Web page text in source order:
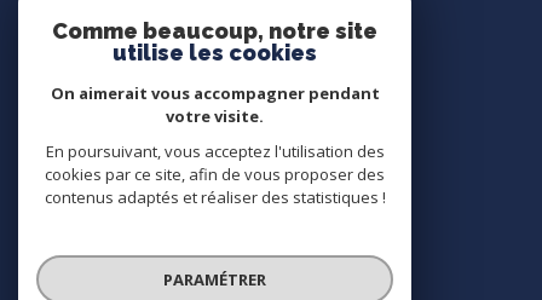
Nos honoraires
Cookies
© 2026 | Tous droits réservés
Comme beaucoup, notre site
utilise les cookies
On aimerait vous accompagner pendant
votre visite.
En poursuivant, vous acceptez l'utilisation des
cookies par ce site, afin de vous proposer des
contenus adaptés et réaliser des statistiques !
PARAMÉTRER